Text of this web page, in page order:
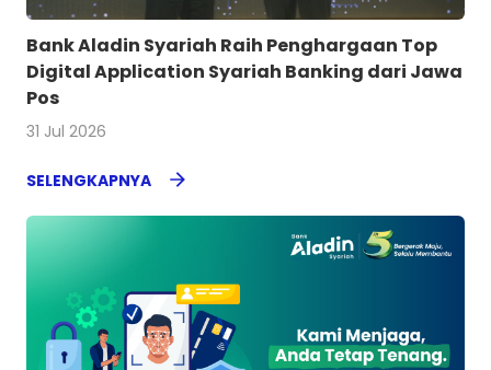
Bank Aladin Syariah Raih Penghargaan Top
Digital Application Syariah Banking dari Jawa
Pos
31 Jul 2026
SELENGKAPNYA